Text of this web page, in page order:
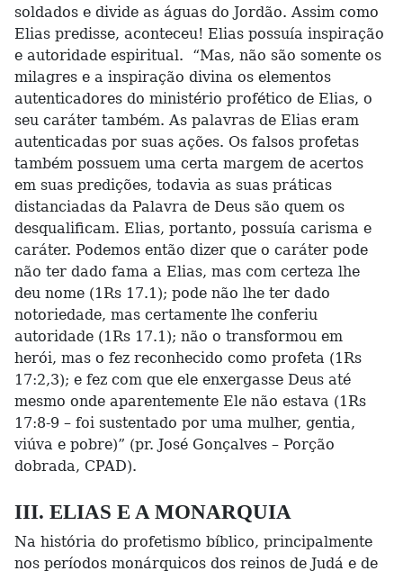
soldados e divide as águas do Jordão. Assim como
Elias predisse, aconteceu! Elias possuía inspiração
e autoridade espiritual. “Mas, não são somente os
milagres e a inspiração divina os elementos
autenticadores do ministério profético de Elias, o
seu caráter também. As palavras de Elias eram
autenticadas por suas ações. Os falsos profetas
também possuem uma certa margem de acertos
em suas predições, todavia as suas práticas
distanciadas da Palavra de Deus são quem os
desqualificam. Elias, portanto, possuía carisma e
caráter. Podemos então dizer que o caráter pode
não ter dado fama a Elias, mas com certeza lhe
deu nome (1Rs 17.1); pode não lhe ter dado
notoriedade, mas certamente lhe conferiu
autoridade (1Rs 17.1); não o transformou em
herói, mas o fez reconhecido como profeta (1Rs
17:2,3); e fez com que ele enxergasse Deus até
mesmo onde aparentemente Ele não estava (1Rs
17:8-9 – foi sustentado por uma mulher, gentia,
viúva e pobre)” (pr. José Gonçalves – Porção
dobrada, CPAD).
III. ELIAS E A MONARQUIA
Na história do profetismo bíblico, principalmente
nos períodos monárquicos dos reinos de Judá e de